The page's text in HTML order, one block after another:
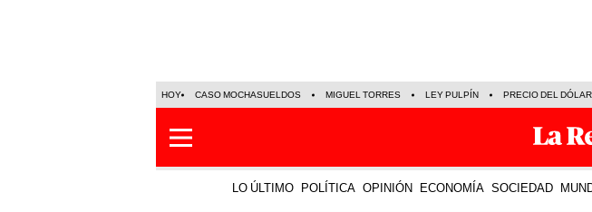
HOY CASO MOCHASUELDOS MIGUEL TORRES LEY PULPÍN PRECIO DEL DÓLAR
LO ÚLTIMO POLÍTICA OPINIÓN ECONOMÍA SOCIEDAD